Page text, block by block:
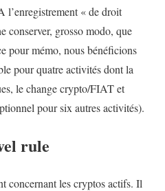
l’enregistrement « de droit
conserver, grosso modo, que
pour mémo, nous bénéficions
pour quatre activités dont la
le change crypto/FIAT et
pour six autres activités).
rule
concernant les cryptos actifs. Il